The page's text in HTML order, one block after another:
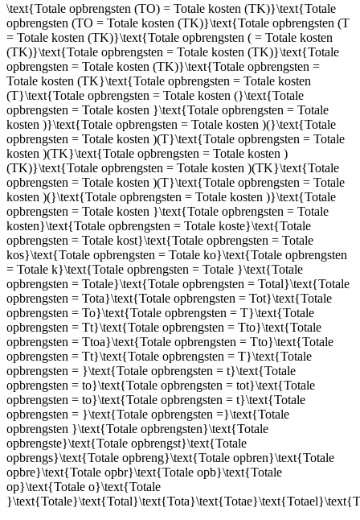
\text{Totale opbrengsten (TO) = Totale kosten (TK)}\text{Totale
opbrengsten (TO = Totale kosten (TK)}\text{Totale opbrengsten (T
= Totale kosten (TK)}\text{Totale opbrengsten ( = Totale kosten
(TK)}\text{Totale opbrengsten = Totale kosten (TK)}\text{Totale
opbrengsten = Totale kosten (TK)}\text{Totale opbrengsten =
Totale kosten (TK}\text{Totale opbrengsten = Totale kosten
(T}\text{Totale opbrengsten = Totale kosten (}\text{Totale
opbrengsten = Totale kosten }\text{Totale opbrengsten = Totale
kosten )}\text{Totale opbrengsten = Totale kosten )(}\text{Totale
opbrengsten = Totale kosten )(T}\text{Totale opbrengsten = Totale
kosten )(TK}\text{Totale opbrengsten = Totale kosten )
(TK)}\text{Totale opbrengsten = Totale kosten )(TK}\text{Totale
opbrengsten = Totale kosten )(T}\text{Totale opbrengsten = Totale
kosten )(}\text{Totale opbrengsten = Totale kosten )}\text{Totale
opbrengsten = Totale kosten }\text{Totale opbrengsten = Totale
kosten}\text{Totale opbrengsten = Totale koste}\text{Totale
opbrengsten = Totale kost}\text{Totale opbrengsten = Totale
kos}\text{Totale opbrengsten = Totale ko}\text{Totale opbrengsten
= Totale k}\text{Totale opbrengsten = Totale }\text{Totale
opbrengsten = Totale}\text{Totale opbrengsten = Total}\text{Totale
opbrengsten = Tota}\text{Totale opbrengsten = Tot}\text{Totale
opbrengsten = To}\text{Totale opbrengsten = T}\text{Totale
opbrengsten = Tt}\text{Totale opbrengsten = Tto}\text{Totale
opbrengsten = Ttoa}\text{Totale opbrengsten = Tto}\text{Totale
opbrengsten = Tt}\text{Totale opbrengsten = T}\text{Totale
opbrengsten = }\text{Totale opbrengsten = t}\text{Totale
opbrengsten = to}\text{Totale opbrengsten = tot}\text{Totale
opbrengsten = to}\text{Totale opbrengsten = t}\text{Totale
opbrengsten = }\text{Totale opbrengsten =}\text{Totale
opbrengsten }\text{Totale opbrengsten}\text{Totale
opbrengste}\text{Totale opbrengst}\text{Totale
opbrengs}\text{Totale opbreng}\text{Totale opbren}\text{Totale
opbre}\text{Totale opbr}\text{Totale opb}\text{Totale
op}\text{Totale o}\text{Totale